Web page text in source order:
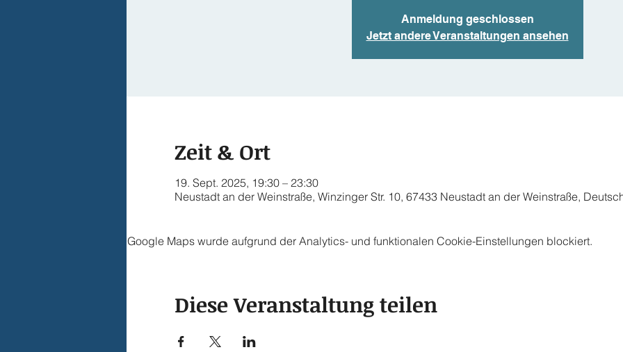
Anmeldung geschlossen
Jetzt andere Veranstaltungen ansehen
Zeit & Ort
19. Sept. 2025, 19:30 – 23:30
Neustadt an der Weinstraße, Winzinger Str. 10, 67433 Neustadt an der Weinstraße,
Google Maps wurde aufgrund der Analytics- und funktionalen Cookie-Einstellungen blockiert.
Diese Veranstaltung teilen